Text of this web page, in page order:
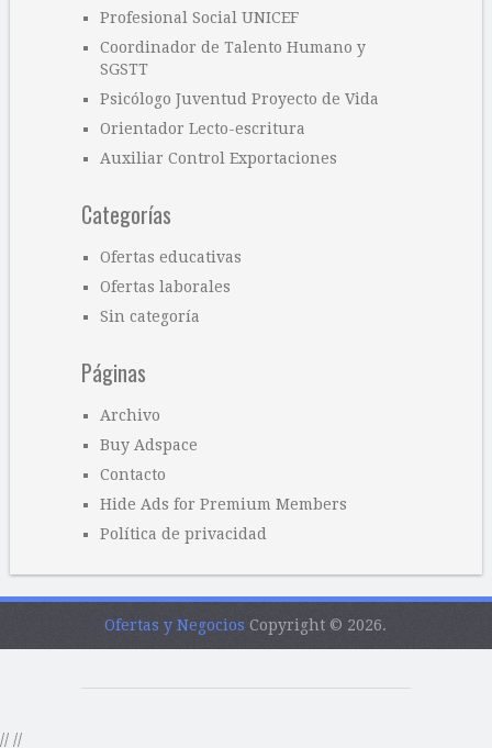
Profesional Social UNICEF
Coordinador de Talento Humano y
SGSTT
Psicólogo Juventud Proyecto de Vida
Orientador Lecto-escritura
Auxiliar Control Exportaciones
Categorías
Ofertas educativas
Ofertas laborales
Sin categoría
Páginas
Archivo
Buy Adspace
Contacto
Hide Ads for Premium Members
Política de privacidad
Ofertas y Negocios Copyright © 2026.
// //